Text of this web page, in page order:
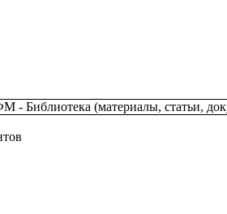
- Библиотека (материалы, статьи,